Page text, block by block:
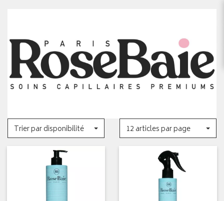
Trier par disponibilité 12 articles par page